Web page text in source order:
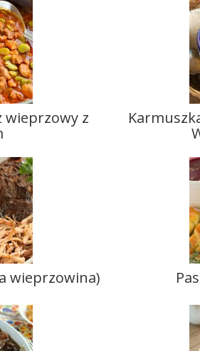
wieprzowy z
wieprzowina)